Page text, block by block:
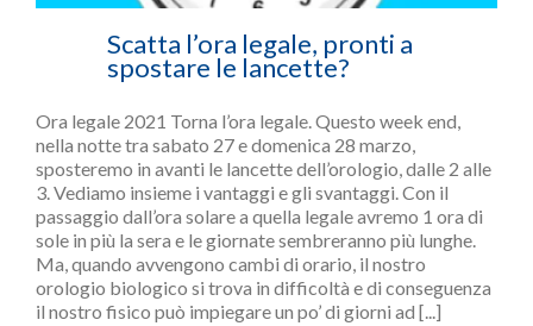
Scatta l’ora legale, pronti a
spostare le lancette?
Ora legale 2021 Torna l’ora legale. Questo week end,
nella notte tra sabato 27 e domenica 28 marzo,
sposteremo in avanti le lancette dell’orologio, dalle 2 alle
3. Vediamo insieme i vantaggi e gli svantaggi. Con il
passaggio dall’ora solare a quella legale avremo 1 ora di
sole in più la sera e le giornate sembreranno più lunghe.
Ma, quando avvengono cambi di orario, il nostro
orologio biologico si trova in difficoltà e di conseguenza
il nostro fisico può impiegare un po’ di giorni ad [...]